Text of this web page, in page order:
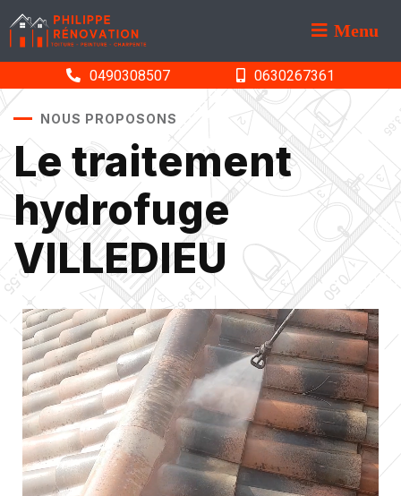
Menu
0490308507 0630267361
NOUS PROPOSONS
Le traitement
hydrofuge
VILLEDIEU